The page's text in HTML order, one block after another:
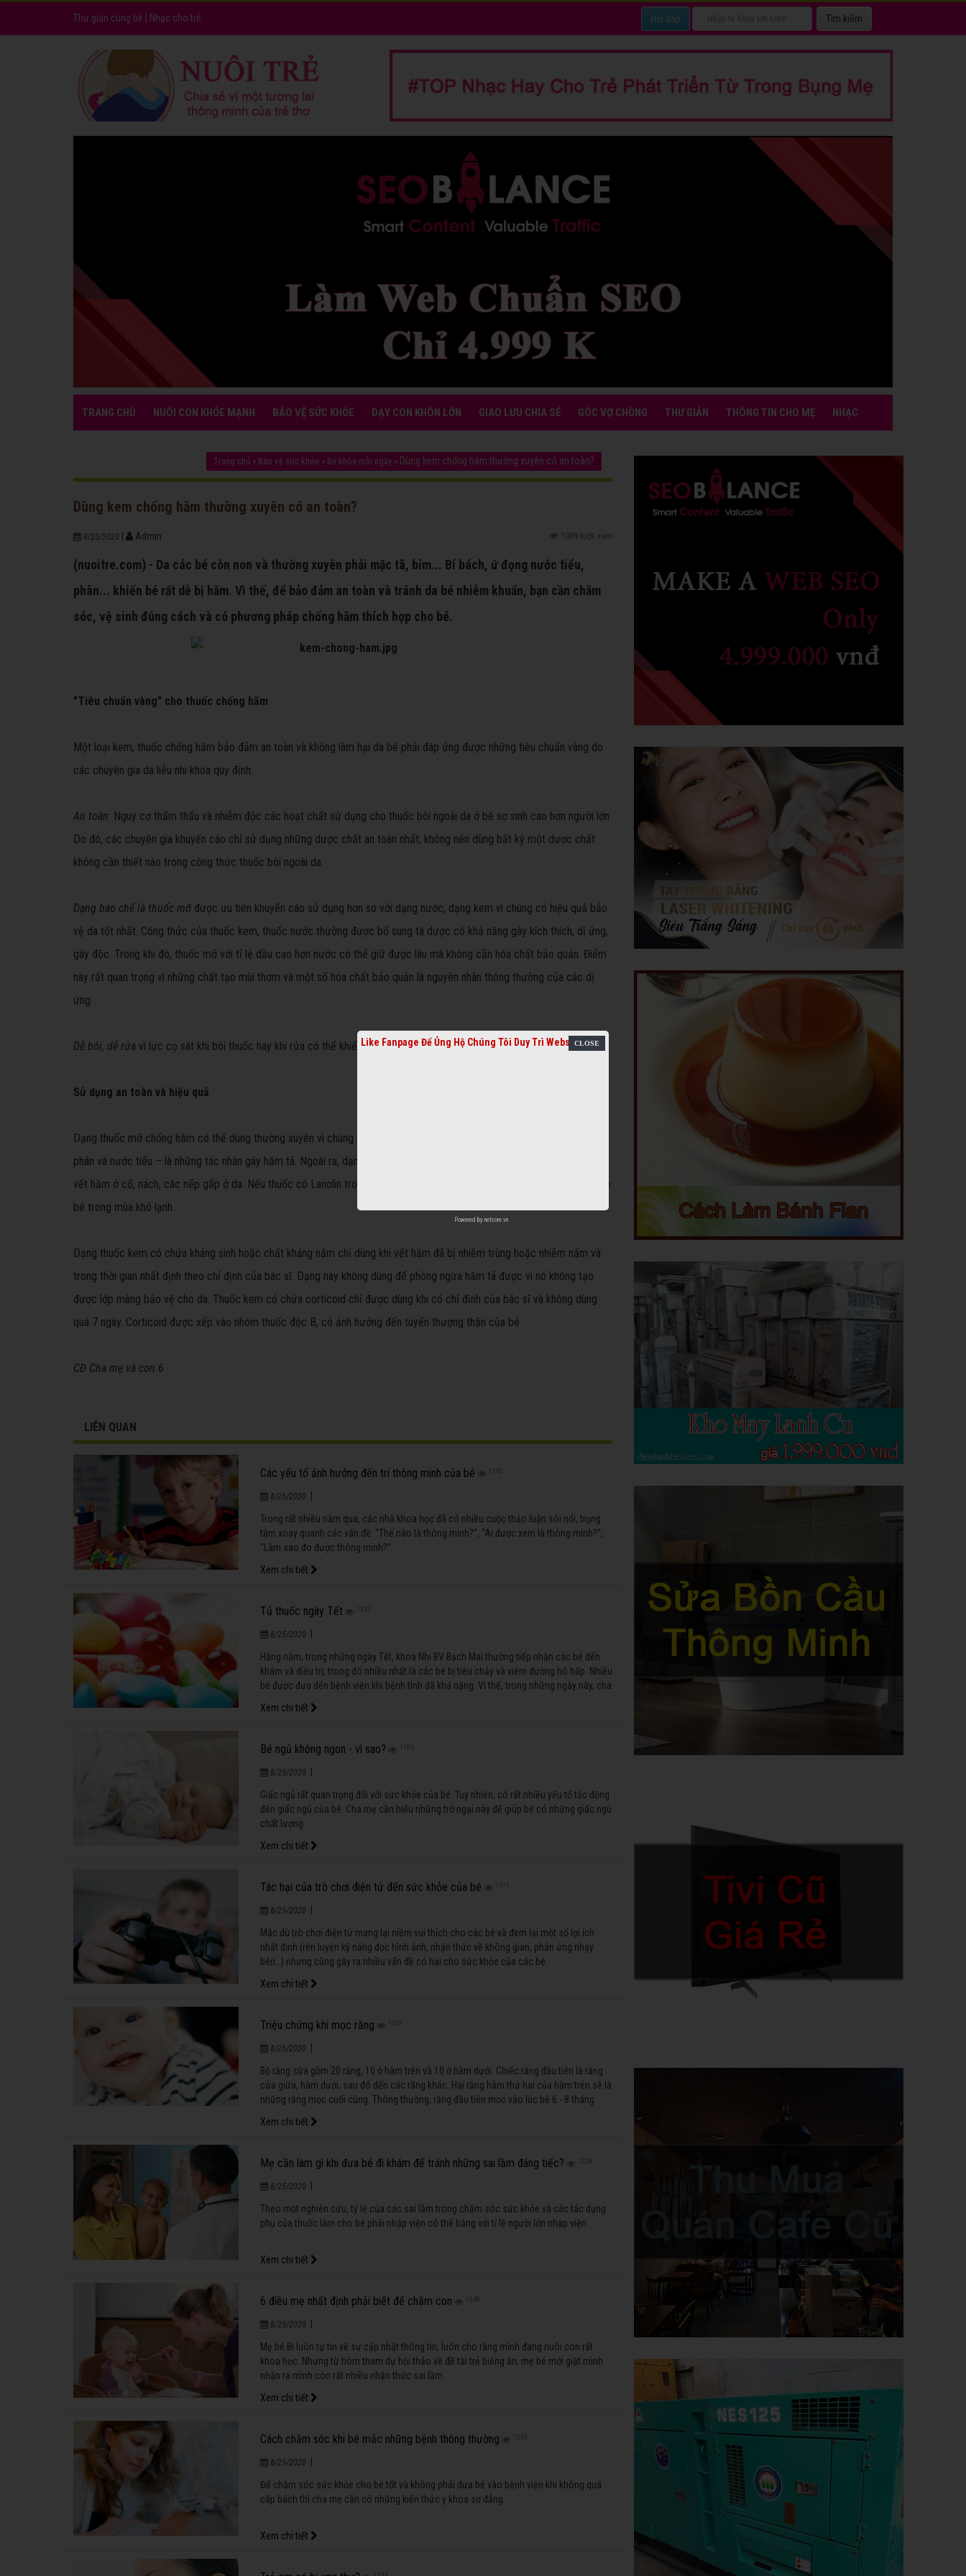
Thư giản cùng bé Nhạc cho trẻ Hỏi đáp
TRANG CHỦ NUÔI CON KHỎE MẠNH BẢO VỆ SỨC KHỎE DẠY CON KHÔN LỚN GIAO LƯU CHIA SẺ GÓC VỢ CHỒNG THƯ GIẢN THÔNG TIN CHO MẸ NHẠC
Trang chủ » Bảo vệ sức khỏe » Bé khỏe mỗi ngày » Dùng kem chống hăm thường xuyên có an toàn?
Dùng kem chống hăm thường xuyên có an toàn?
8/25/2020 Admin 1089 lượt xem
(nuoitre.com) - Da các bé còn non và thường xuyên phải mặc tã, bỉm... Bí bách, ứ đọng nước tiểu,
phân... khiến bé rất dễ bị hăm. Vì thế, để bảo đảm an toàn và tránh da bé nhiễm khuẩn, bạn cần chăm
sóc, vệ sinh đúng cách và có phương pháp chống hăm thích hợp cho bé.
"Tiêu chuẩn vàng" cho thuốc chống hăm
Một loại kem, thuốc chống hăm bảo đảm an toàn và không làm hại da bé phải đáp ứng được những tiêu chuẩn vàng do
các chuyên gia da liễu nhi khoa quy định:
An toàn: Nguy cơ thẩm thấu và nhiễm độc các hoạt chất sử dụng cho thuốc bôi ngoài da ở bé sơ sinh cao hơn người lớn.
Do đó, các chuyên gia khuyến cáo chỉ sử dụng những dược chất an toàn nhất, không nên dùng bất kỳ một dược chất
không cần thiết nào trong công thức thuốc bôi ngoài da.
Dạng bào chế là thuốc mỡ được ưu tiên khuyến cáo sử dụng hơn so với dạng nước, dạng kem vì chúng có hiệu quả bảo
vệ da tốt nhất. Công thức của thuốc kem, thuốc nước thường được bổ sung tá dược có khả năng gây kích thích, dị ứng,
gây độc. Trong khi đó, thuốc mỡ với tỉ lệ dầu cao hơn nước có thể giữ được lâu mà không cần hóa chất bảo quản. Điểm
này rất quan trọng vì những chất tạo mùi thơm và một số hóa chất bảo quản là nguyên nhân thông thường của các dị
ứng.
Dễ bôi, dễ rửa vì lực cọ sát khi bôi thuốc hay khi rửa có thể khiến da bị tổn thương, dẫn đến hăm tã.
Sử dụng an toàn và hiệu quả
Dạng thuốc mỡ chống hăm có thể dùng thường xuyên vì chúng có thể tạo một lớp màng bảo vệ da bé tránh tiếp xúc với
phân và nước tiểu – là những tác nhân gây hăm tã. Ngoài ra, dạng này còn có thể dùng để phòng và điều trị các
vết hăm ở cổ, nách, các nếp gấp ở da. Nếu thuốc có Lanolin trong thành phần, có thể dùng để chống nứt nẻ môi, má cho
bé trong mùa khô lạnh.
Dạng thuốc kem có chứa kháng sinh hoặc chất kháng nấm chỉ dùng khi vết hăm đã bị nhiễm trùng hoặc nhiễm nấm và
trong thời gian nhất định theo chỉ định của bác sĩ. Dạng này không dùng để phòng ngừa hăm tã được vì nó không tạo
được lớp màng bảo vệ cho da. Thuốc kem có chứa corticoid chỉ được dùng khi có chỉ định của bác sĩ và không dùng
quá 7 ngày. Corticoid được xếp vào nhóm thuốc độc B, có ảnh hưởng đến tuyến thượng thận của bé.
CĐ Cha mẹ và con 6
LIÊN QUAN
Các yếu tố ảnh hưởng đến trí thông minh của bé 1265
8/25/2020
Trong rất nhiều năm qua, các nhà khoa học đã có nhiều cuộc thảo luận sôi nổi, trọng
tâm xoay quanh các vấn đề: “Thế nào là thông minh?”, “Ai được xem là thông minh?”,
“Làm sao đo được thông minh?”.
Xem chi tiết
Tủ thuốc ngày Tết 1247
8/25/2020
Hằng năm, trong những ngày Tết, khoa Nhi BV Bạch Mai thường tiếp nhận các bé đến
khám và điều trị, trong đó nhiều nhất là các bé bị tiêu chảy và viêm đường hô hấp. Nhiều
bé được đưa đến bệnh viện khi bệnh tình đã khá nặng. Vì thế, trong những ngày này, cha
thể đưa bé đến bệnh viện ngay.
Xem chi tiết
Bé ngủ không ngon - vì sao? 1186
8/25/2020
Giấc ngủ rất quan trọng đối với sức khỏe của bé. Tuy nhiên, có rất nhiều yếu tố tác động
đến giấc ngủ của bé. Cha mẹ cần hiểu những trở ngại này để giúp bé có những giấc ngủ
chất lượng.
Xem chi tiết
Tác hại của trò chơi điện tử đến sức khỏe của bé 1311
8/25/2020
Mặc dù trò chơi điện tử mang lại niềm vui thích cho các bé và đem lại một số lợi ích
nhất định (rèn luyện kỹ năng đọc hình ảnh, nhận thức về không gian, phản ứng nhạy
bén…) nhưng cũng gây ra nhiều vấn đề có hại cho sức khỏe của các bé.
Xem chi tiết
Triệu chứng khi mọc răng 1227
8/25/2020
Bộ răng sữa gồm 20 răng, 10 ở hàm trên và 10 ở hàm dưới. Chiếc răng đầu tiên là răng
cửa giữa, hàm dưới, sau đó đến các răng khác. Hai răng hàm thứ hai của hàm trên sẽ là
những răng mọc cuối cùng. Thông thường, răng đầu tiên mọc vào lúc bé 6 - 8 tháng
Xem chi tiết
Mẹ cần làm gì khi đưa bé đi khám để tránh những sai lầm đáng tiếc? 1228
8/25/2020
Theo một nghiên cứu, tỷ lệ của các sai lầm trong chăm sóc sức khỏe và các tác dụng
phụ của thuốc làm cho bé phải nhập viện có thể bằng với tỉ lệ người lớn nhập viện.
Xem chi tiết
6 điều mẹ nhất định phải biết để chăm con 1248
8/25/2020
Mẹ bé Bi luôn tự tin về sự cập nhật thông tin, luôn cho rằng mình đang nuôi con rất
khoa học. Nhưng từ hôm tham dự hội thảo về đề tài trẻ biếng ăn, mẹ bé mới giật mình
nhận ra mình còn rất nhiều nhận thức sai lầm.
Xem chi tiết
Cách chăm sóc khi bé mắc những bệnh thông thường 1230
8/25/2020
Để chăm sóc sức khỏe cho bé tốt và không phải đưa bé vào bệnh viện khi không quá
cấp bách thì cha mẹ cần có những kiến thức y khoa sơ đẳng.
Xem chi tiết
Like Fanpage Để Ủng Hộ Chúng Tôi Duy Trì Website
Powered by netcore.vn